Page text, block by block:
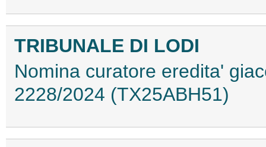
TRIBUNALE DI LODI
Nomina curatore eredita'
2228/2024 (TX25ABH51)